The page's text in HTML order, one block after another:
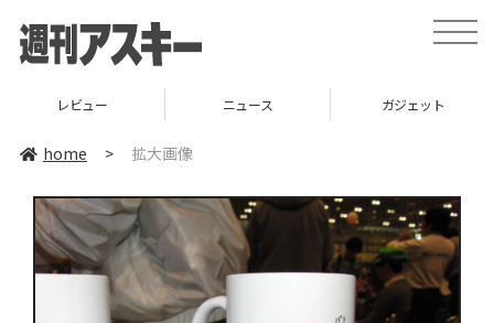
toggle
レビュー ニュース ガジェット
home > 拡大画像